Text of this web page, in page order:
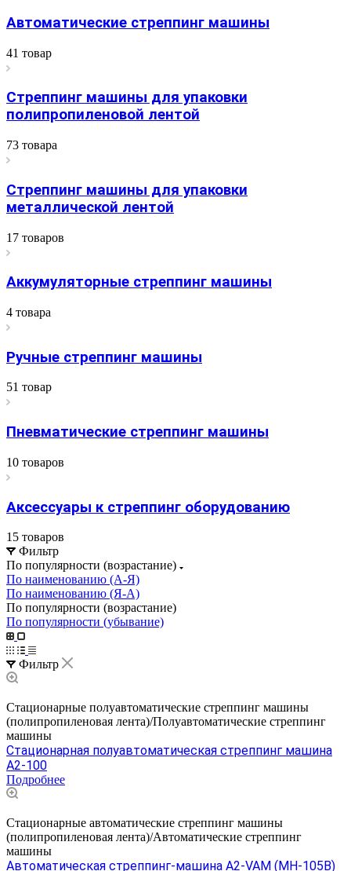
Автоматические стреппинг машины
41 товар
Стреппинг машины для упаковки
полипропиленовой лентой
73 товара
Стреппинг машины для упаковки
металлической лентой
17 товаров
Аккумуляторные стреппинг машины
4 товара
Ручные стреппинг машины
51 товар
Пневматические стреппинг машины
10 товаров
Аксессуары к стреппинг оборудованию
15 товаров
Фильтр
По популярности (возрастание)
По наименованию (А-Я)
По наименованию (Я-А)
По популярности (возрастание)
По популярности (убывание)
Фильтр
Стационарные полуавтоматические стреппинг машины
(полипропиленовая лента)/Полуавтоматические стреппинг
машины
Стационарная полуавтоматическая стреппинг машина
A2-100
Подробнее
Стационарные автоматические стреппинг машины
(полипропиленовая лента)/Автоматические стреппинг
машины
Автоматическая стреппинг-машина A2-VAM (MH-105B)